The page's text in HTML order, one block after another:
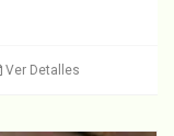
Ver Detalles